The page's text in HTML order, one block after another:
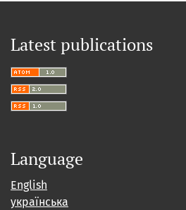
Latest publications
Language
English
українська